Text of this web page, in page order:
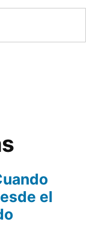
el